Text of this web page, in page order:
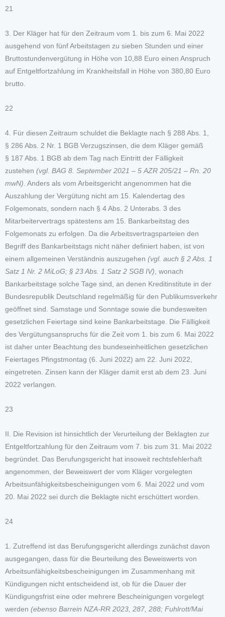
21
3. Der Kläger hat für den Zeitraum vom 1. bis zum 6. Mai 2022
ausgehend von fünf Arbeitstagen zu sieben Stunden und einer
Bruttostundenvergütung in Höhe von 10,88 Euro einen Anspruch
auf Entgeltfortzahlung im Krankheitsfall in Höhe von 380,80 Euro
brutto.
22
4. Für diesen Zeitraum schuldet die Beklagte nach § 288 Abs. 1,
§ 286 Abs. 2 Nr. 1 BGB Verzugszinsen, die dem Kläger gemäß
§ 187 Abs. 1 BGB ab dem Tag nach Eintritt der Fälligkeit
zustehen (vgl. BAG 8. September 2021 – 5 AZR 205/21 – Rn. 20
mwN). Anders als vom Arbeitsgericht angenommen hat die
Auszahlung der Vergütung nicht am 15. Kalendertag des
Folgemonats, sondern nach § 4 Abs. 2 Unterabs. 3 des
Mitarbeitervertrags spätestens am 15. Bankarbeitstag des
Folgemonats zu erfolgen. Da die Arbeitsvertragsparteien den
Begriff des Bankarbeitstags nicht näher definiert haben, ist von
einem allgemeinen Verständnis auszugehen (vgl. auch § 2 Abs. 1
Satz 1 Nr. 2 MiLoG; § 23 Abs. 1 Satz 2 SGB IV), wonach
Bankarbeitstage solche Tage sind, an denen Kreditinstitute in der
Bundesrepublik Deutschland regelmäßig für den Publikumsverkehr
geöffnet sind. Samstage und Sonntage sowie die bundesweiten
gesetzlichen Feiertage sind keine Bankarbeitstage. Die Fälligkeit
des Vergütungsanspruchs für die Zeit vom 1. bis zum 6. Mai 2022
ist daher unter Beachtung des bundeseinheitlichen gesetzlichen
Feiertages Pfingstmontag (6. Juni 2022) am 22. Juni 2022,
eingetreten. Zinsen kann der Kläger damit erst ab dem 23. Juni
2022 verlangen.
23
II. Die Revision ist hinsichtlich der Verurteilung der Beklagten zur
Entgeltfortzahlung für den Zeitraum vom 7. bis zum 31. Mai 2022
begründet. Das Berufungsgericht hat insoweit rechtsfehlerhaft
angenommen, der Beweiswert der vom Kläger vorgelegten
Arbeitsunfähigkeitsbescheinigungen vom 6. Mai 2022 und vom
20. Mai 2022 sei durch die Beklagte nicht erschüttert worden.
24
1. Zutreffend ist das Berufungsgericht allerdings zunächst davon
ausgegangen, dass für die Beurteilung des Beweiswerts von
Arbeitsunfähigkeitsbescheinigungen im Zusammenhang mit
Kündigungen nicht entscheidend ist, ob für die Dauer der
Kündigungsfrist eine oder mehrere Bescheinigungen vorgelegt
werden (ebenso Barrein NZA-RR 2023, 287, 288; Fuhlrott/Mai